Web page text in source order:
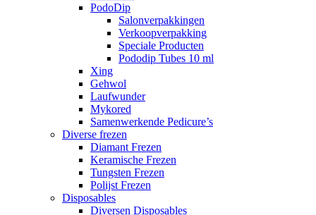
PodoDip
Salonverpakkingen
Verkoopverpakking
Speciale Producten
Pododip Tubes 10 ml
Xing
Gehwol
Laufwunder
Mykored
Samenwerkende Pedicure’s
Diverse frezen
Diamant Frezen
Keramische Frezen
Tungsten Frezen
Polijst Frezen
Disposables
Diversen Disposables